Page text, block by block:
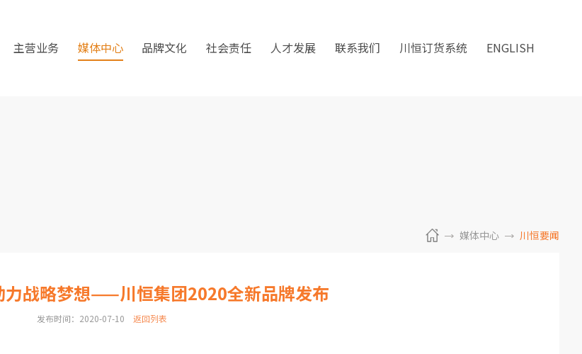
主营业务 媒体中心 品牌文化 社会责任 人才发展 联系我们 川恒订货系统 ENGLISH
媒体中心 川恒要闻
力战略梦想——川恒集团2020全新品牌发布
发布时间：2020-07-10 返回列表